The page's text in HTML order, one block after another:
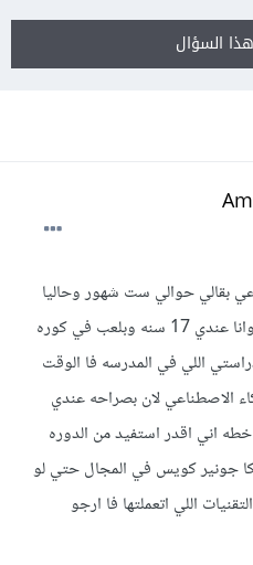
السؤال
بقالي حوالي ست شهور وحاليا
في مسار machine learning وانا عندي 17 سنه وبلعب في كوره
اللي في المدرسه فا الوقت
الاصطناعي لان بصراحه عندي
اني اقدر استفيد من الدوره
جونير كويس في المجال حتي لو
اللي اتعملتها فا ارجو